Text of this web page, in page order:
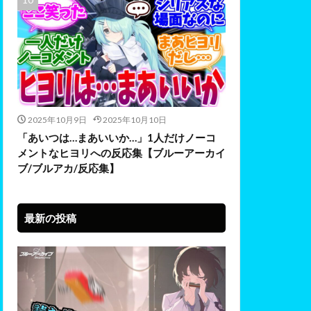
2025年10月9日 2025年10月10日
「あいつは…まあいいか…」1人だけノーコ
メントなヒヨリへの反応集【ブルーアーカイ
ブ/ブルアカ/反応集】
最新の投稿